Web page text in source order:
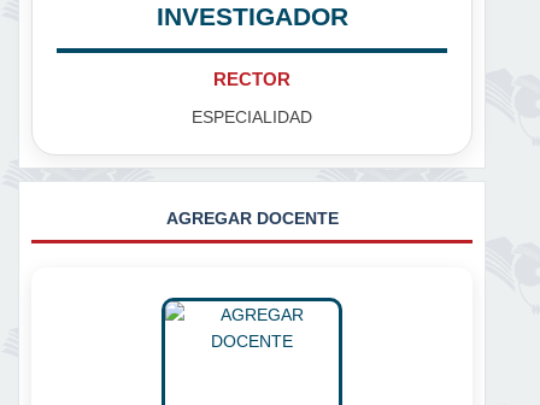
INVESTIGADOR
RECTOR
ESPECIALIDAD
AGREGAR DOCENTE